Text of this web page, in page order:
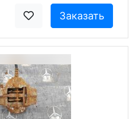
Заказать